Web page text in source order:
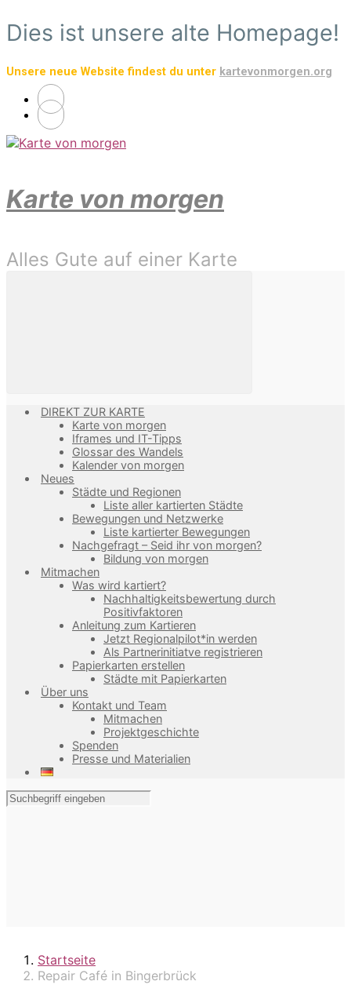
Zum
Hauptinhalt
Dies ist unsere alte Homepage!
Unsere neue Website findest du unter kartevonmorgen.org
Karte von morgen
Alles Gute auf einer Karte
DIREKT ZUR KARTE
Karte von morgen
Iframes und IT-Tipps
Glossar des Wandels
Kalender von morgen
Neues
Städte und Regionen
Liste aller kartierten Städte
Bewegungen und Netzwerke
Liste kartierter Bewegungen
Nachgefragt – Seid ihr von morgen?
Bildung von morgen
Mitmachen
Was wird kartiert?
Nachhaltigkeitsbewertung durch
Positivfaktoren
Anleitung zum Kartieren
Jetzt Regionalpilot*in werden
Als Partnerinitiatve registrieren
Papierkarten erstellen
Städte mit Papierkarten
Über uns
Kontakt und Team
Mitmachen
Projektgeschichte
Spenden
Presse und Materialien
Startseite
Repair Café in Bingerbrück